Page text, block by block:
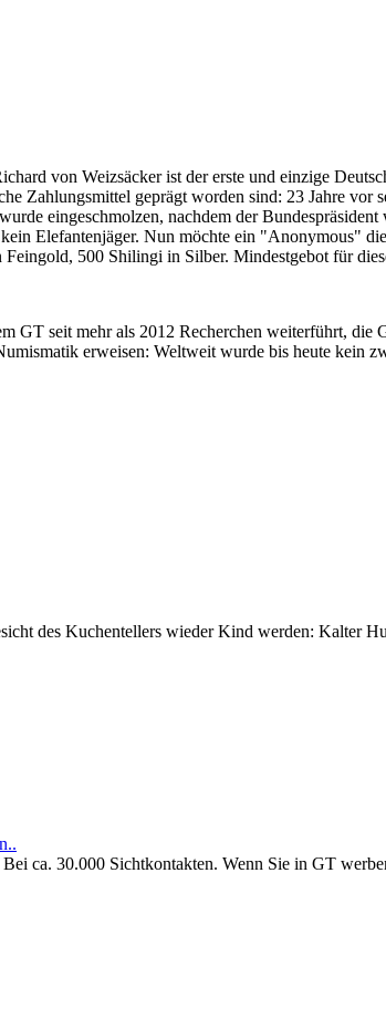
von Weizsäcker ist der erste und einzige
Zahlungsmittel geprägt worden sind: 23 Jahre vor
eingeschmolzen, nachdem der
Elefantenjäger. Nun möchte ein "Anonymous"
500 Shilingi in Silber. Mindestgebot für
seit mehr als 2012 Recherchen weiterführt, die
erweisen: Weltweit wurde bis heute kein
des Kuchentellers wieder Kind werden: Kalter
ca. 30.000 Sichtkontakten. Wenn Sie in GT